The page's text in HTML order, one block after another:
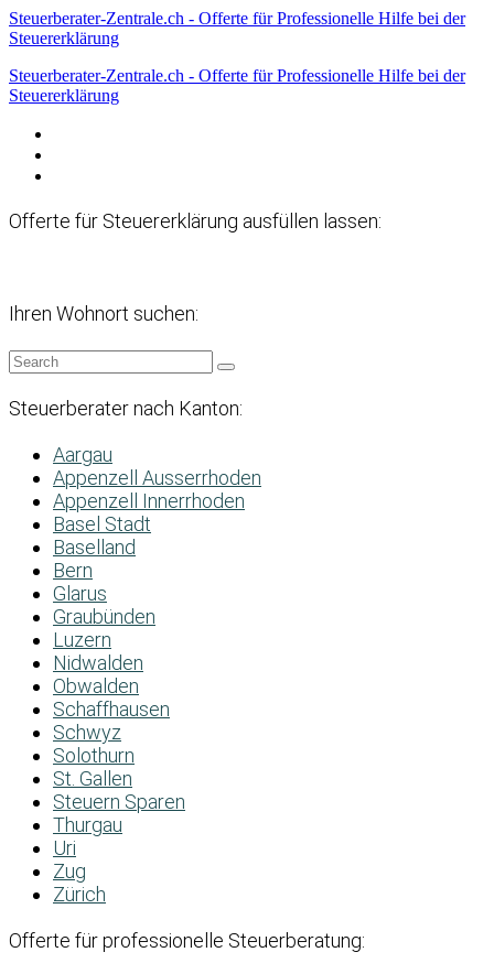
Steuerberater-Zentrale.ch - Offerte für Professionelle Hilfe bei der
Steuererklärung
Steuerberater-Zentrale.ch - Offerte für Professionelle Hilfe bei der
Steuererklärung
Offerte für Steuererklärung ausfüllen lassen:
Ihren Wohnort suchen:
Steuerberater nach Kanton:
Aargau
Appenzell Ausserrhoden
Appenzell Innerrhoden
Basel Stadt
Baselland
Bern
Glarus
Graubünden
Luzern
Nidwalden
Obwalden
Schaffhausen
Schwyz
Solothurn
St. Gallen
Steuern Sparen
Thurgau
Uri
Zug
Zürich
Offerte für professionelle Steuerberatung: